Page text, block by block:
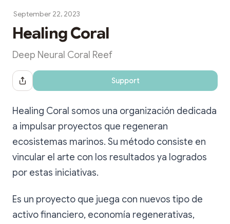
September 22, 2023
Healing Coral
Deep Neural Coral Reef
Share Dialog Support
Healing Coral somos una organización dedicada
a impulsar proyectos que regeneran
ecosistemas marinos. Su método consiste en
vincular el arte con los resultados ya logrados
por estas iniciativas.
Es un proyecto que juega con nuevos tipo de
activo financiero, economía regenerativas,